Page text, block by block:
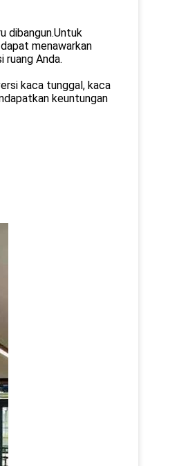
dibangun.Untuk
menawarkan
Anda.
kaca tunggal, kaca
keuntungan